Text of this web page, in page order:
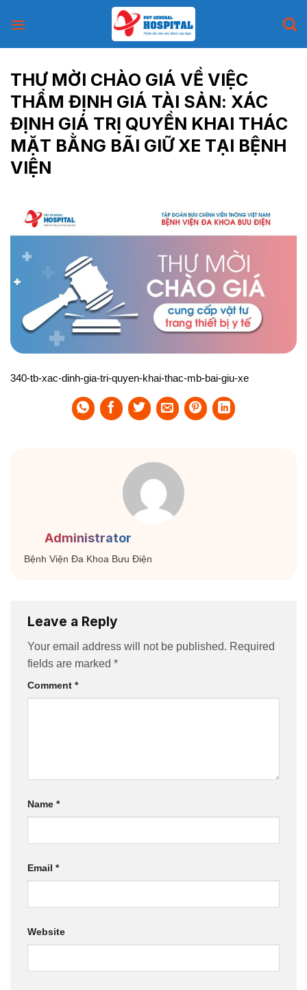
THƯ MỜI CHÀO GIÁ VỀ VIỆC
THẨM ĐỊNH GIÁ TÀI SẢN: XÁC
ĐỊNH GIÁ TRỊ QUYỀN KHAI THÁC
MẶT BẰNG BÃI GIỮ XE TẠI BỆNH
VIỆN
340-tb-xac-dinh-gia-tri-quyen-khai-thac-mb-bai-giu-xe
Administrator
Bệnh Viện Đa Khoa Bưu Điện
Leave a Reply
Your email address will not be published. Required
fields are marked *
Comment *
Name *
Email *
Website